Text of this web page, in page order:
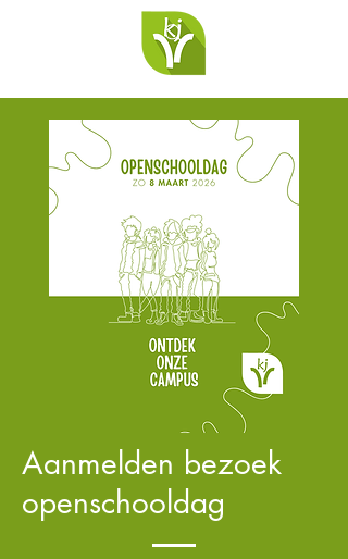
Aanmelden bezoek
openschooldag